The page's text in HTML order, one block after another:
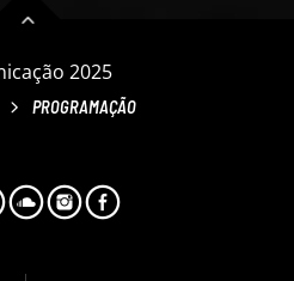
2025
PROGRAMAÇÃO